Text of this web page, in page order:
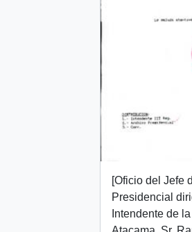
[Oficio del Jefe
Presidencial
Intendente de